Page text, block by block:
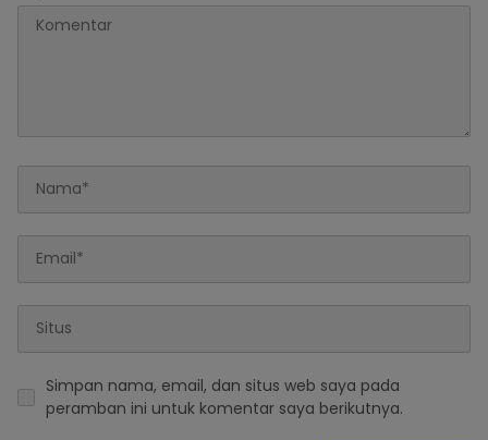
Simpan nama, email, dan situs web saya pada
peramban ini untuk komentar saya berikutnya.